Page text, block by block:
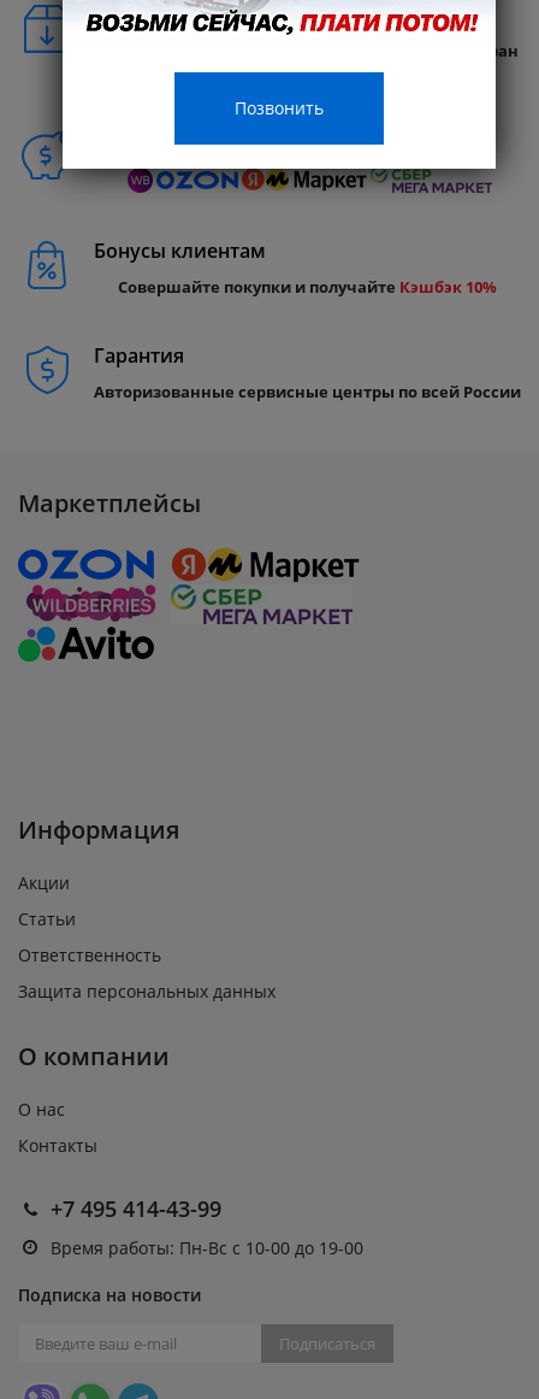
Удобная доставка
Бесплатная доставка в любую точку России и стран
СНГ
Способы покупки
Бонусы клиентам
Совершайте покупки и получайте Кэшбэк 10%
Гарантия
Авторизованные сервисные центры по всей России
Маркетплейсы
Информация
Акции
Статьи
Ответственность
Защита персональных данных
О компании
О нас
Контакты
+7 495 414-43-99
Время работы: Пн-Вс с 10-00 до 19-00
Подписка на новости
Подписаться
Позвонить